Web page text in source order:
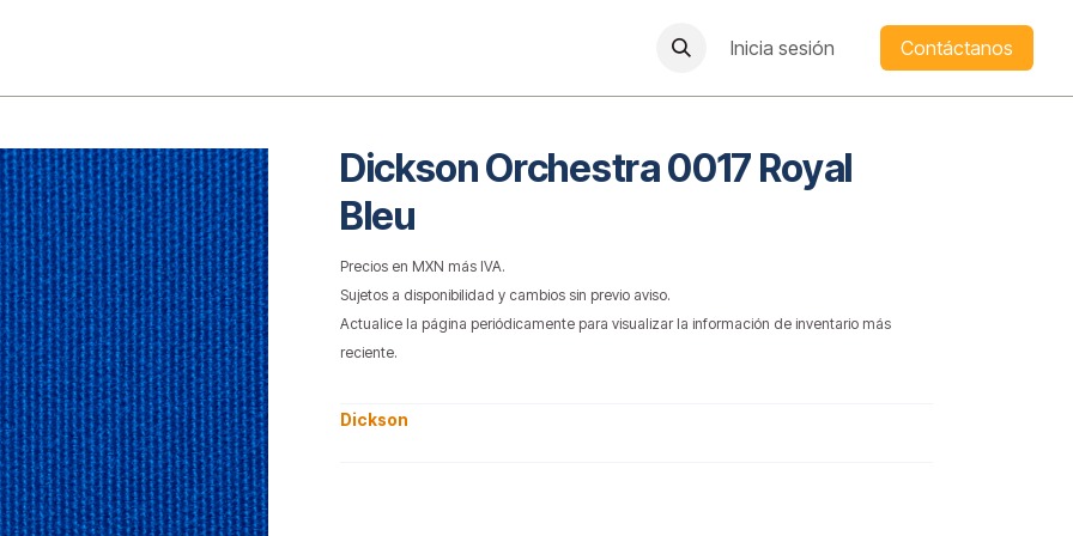
Inicia sesión Contáctanos
Dickson Orchestra 0017 Royal
Bleu
Precios en MXN más IVA.
Sujetos a disponibilidad y cambios sin previo aviso.
Actualice la página periódicamente para visualizar la información de inventario más
reciente.
Dickson